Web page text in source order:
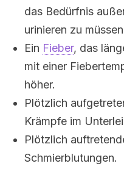
das Bedürfnis
urinieren zu
Ein Fieber, das
mit einer
höher.
Plötzlich
Krämpfe im
Plötzlich
Schmierblutungen.